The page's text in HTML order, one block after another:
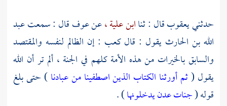
حدثنييعقوبقال : ثناابن علية ،عن عوف قال : سمعتعبد
الله بن الحارث يقول : قالكعب : إن الظالم لنفسه والمقتصد
والسابق بالخيرات من هذه الأمة كلهم في الجنة ، ألم تر أن الله
يقول (ثم أورثنا الكتاب الذين اصطفينا من عبادنا) حتى بلغ
قوله (جنات عدن يدخلونها) .